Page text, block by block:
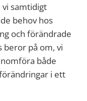
samtidigt
behov hos
och förändrade
beror på om, vi
både
i ett